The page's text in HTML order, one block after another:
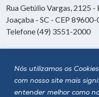
Nós utilizamos os
com nosso site mais
entender melhor como
Rua Getúlio Vargas, 2125
Joaçaba - SC - CEP
Telefone (49) 3551-2000
Siga a Unoesc